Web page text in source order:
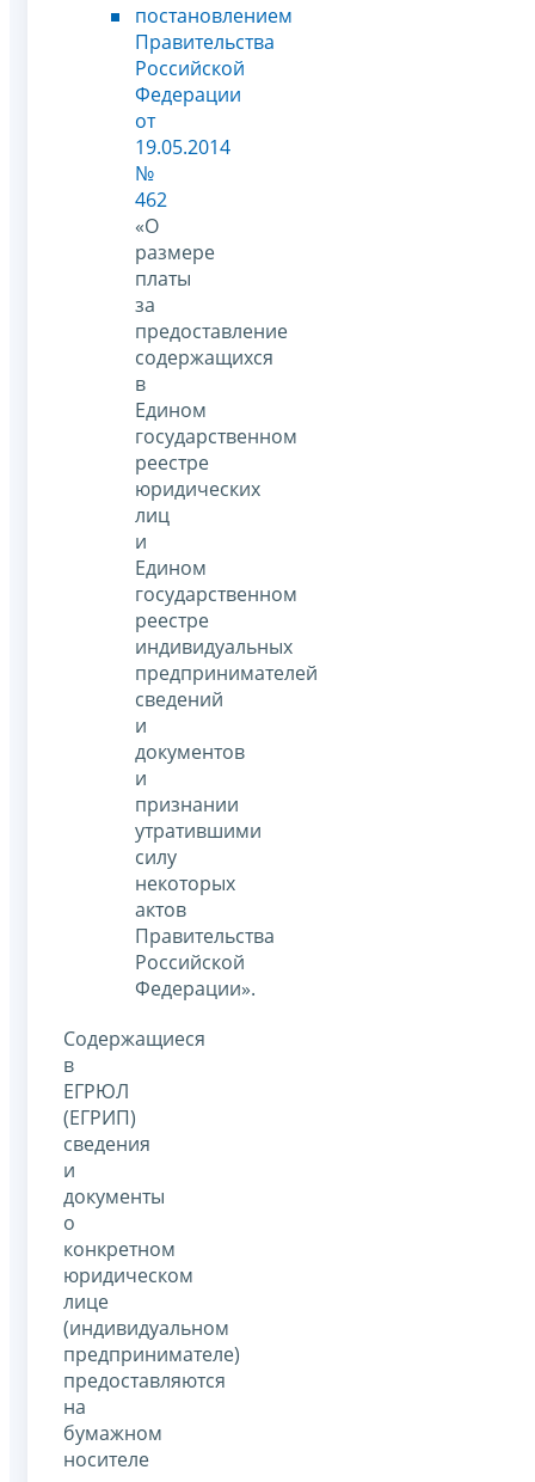
постановлением
Правительства
Российской
Федерации
от
19.05.2014
№
462
«О
размере
платы
за
предоставление
содержащихся
в
Едином
государственном
реестре
юридических
лиц
и
Едином
государственном
реестре
индивидуальных
предпринимателей
сведений
и
документов
и
признании
утратившими
силу
некоторых
актов
Правительства
Российской
Федерации».
Содержащиеся
в
ЕГРЮЛ
(ЕГРИП)
сведения
и
документы
о
конкретном
юридическом
лице
(индивидуальном
предпринимателе)
предоставляются
на
бумажном
носителе